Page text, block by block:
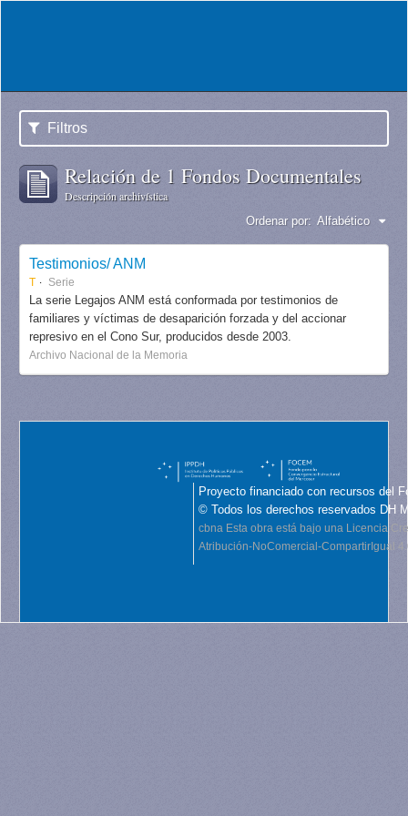
Filtros
Relación de 1 Fondos Documentales
Descripción archivística
Ordenar por: Alfabético
Testimonios/ ANM
T Serie
La serie Legajos ANM está conformada por testimonios de
familiares y víctimas de desaparición forzada y del accionar
represivo en el Cono Sur, producidos desde 2003.
Archivo Nacional de la Memoria
Proyecto financiado con recursos del
© Todos los derechos reservados DH
cbna Esta obra está bajo una Licencia
Atribución-NoComercial-CompartirIgual